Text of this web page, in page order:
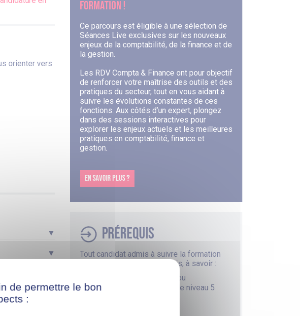
orienter vers
▼
▼
▼
FORMATION !
Ce parcours est éligible à une sélection de
Séances Live exclusives sur les nouveaux
enjeux de la comptabilité, de la finance et de
la gestion.
Les RDV Compta & Finance ont pour objectif
de renforcer votre maîtrise des outils et des
pratiques du secteur, tout en vous aidant à
suivre les évolutions constantes de ces
fonctions. Aux côtés d’un expert, plongez
dans des sessions interactives pour
explorer les enjeux actuels et les meilleures
pratiques en comptabilité, finance et
gestion.
EN SAVOIR PLUS ?
Prérequis
Tout candidat admis à suivre la formation
devra respecter les prérequis, à savoir :
Avoir validé un diplôme ou
une Certification RNCP de niveau 5
de permettre le bon
: